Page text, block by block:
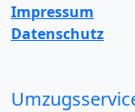
Impressum
Datenschutz